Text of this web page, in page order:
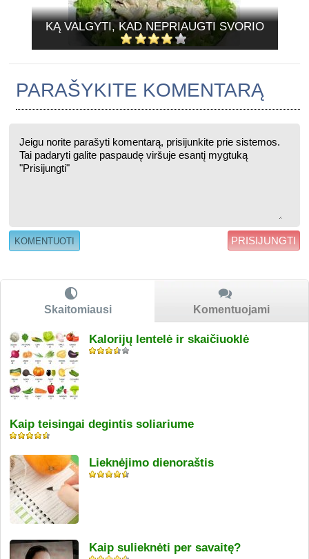
KĄ VALGYTI, KAD NEPRIAUGTI SVORIO
PARAŠYKITE KOMENTARĄ
PRISIJUNGTI
Skaitomiausi Komentuojami
Kalorijų lentelė ir skaičiuoklė
Kaip teisingai degintis soliariume
Lieknėjimo dienoraštis
Kaip sulieknėti per savaitę?